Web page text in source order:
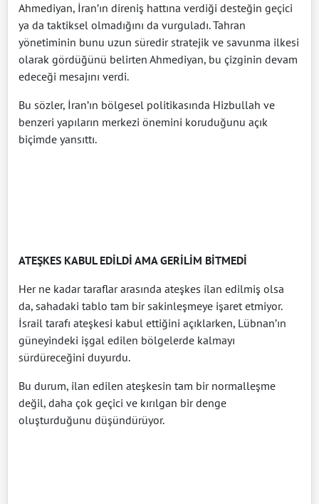
Ahmediyan, İran’ın direniş hattına verdiği desteğin geçici
ya da taktiksel olmadığını da vurguladı. Tahran
yönetiminin bunu uzun süredir stratejik ve savunma ilkesi
olarak gördüğünü belirten Ahmediyan, bu çizginin devam
edeceği mesajını verdi.
Bu sözler, İran’ın bölgesel politikasında Hizbullah ve
benzeri yapıların merkezi önemini koruduğunu açık
biçimde yansıttı.
ATEŞKES KABUL EDİLDİ AMA GERİLİM BİTMEDİ
Her ne kadar taraflar arasında ateşkes ilan edilmiş olsa
da, sahadaki tablo tam bir sakinleşmeye işaret etmiyor.
İsrail tarafı ateşkesi kabul ettiğini açıklarken, Lübnan’ın
güneyindeki işgal edilen bölgelerde kalmayı
sürdüreceğini duyurdu.
Bu durum, ilan edilen ateşkesin tam bir normalleşme
değil, daha çok geçici ve kırılgan bir denge
oluşturduğunu düşündürüyor.